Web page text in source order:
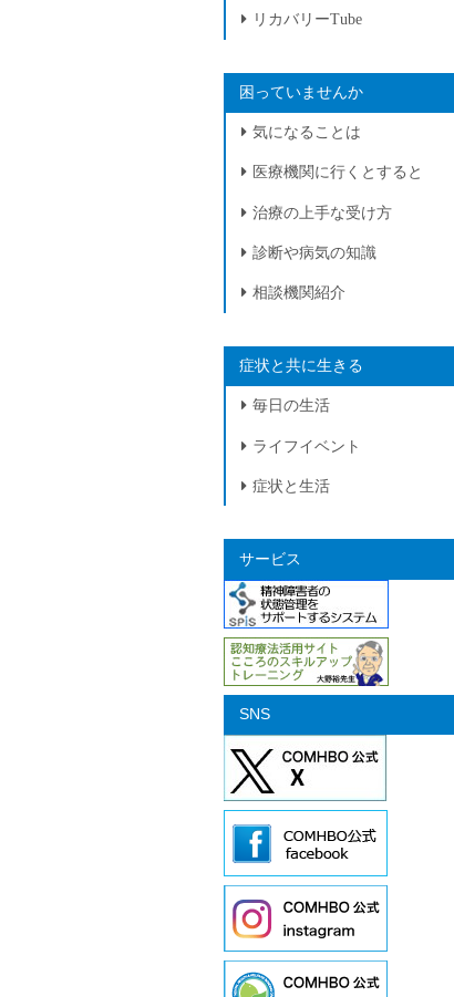
リカバリーTube
困っていませんか
気になることは
医療機関に行くとすると
治療の上手な受け方
診断や病気の知識
相談機関紹介
症状と共に生きる
毎日の生活
ライフイベント
症状と生活
サービス
SNS